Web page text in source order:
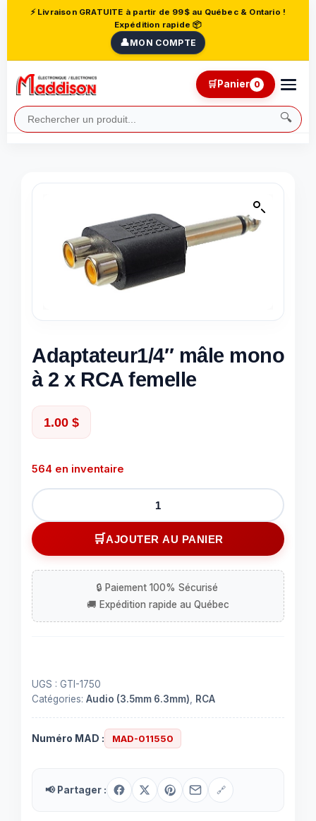
⚡ Livraison GRATUITE à partir de 99$ au Québec & Ontario !
Expédition rapide 📦
👤MON COMPTE
🔍
🛒Panier 0
Adaptateur1/4″ mâle mono
à 2 x RCA femelle
1.00 $
564 en inventaire
quantité
de
Adaptateur1/4"
mâle
mono
à
2
x
AJOUTER AU PANIER
UGS : GTI-1750
Catégories: Audio (3.5mm 6.3mm) RCA
Numéro MAD : MAD-011550
📢 Partager : 🔗